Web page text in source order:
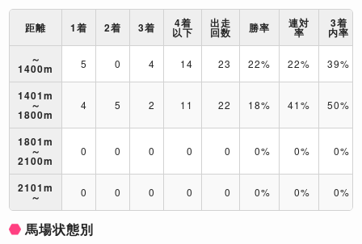
距離 1着 2着 3着 4着
以下
出走
回数 勝率 連対
率
3着
内率
～
1400m 5 0 4 14 23 22% 22% 39%
1401m
～
1800m
4 5 2 11 22 18% 41% 50%
1801m
～
2100m
0 0 0 0 0 0% 0% 0%
2101m
～ 0 0 0 0 0 0% 0% 0%
馬場状態別